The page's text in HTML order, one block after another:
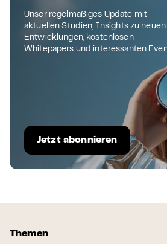
Unser regelmäßiges Update mit
aktuellen Studien, Insights zu neuen
Entwicklungen, kostenlosen
Whitepapers und interessanten
Jetzt abonnieren
Themen